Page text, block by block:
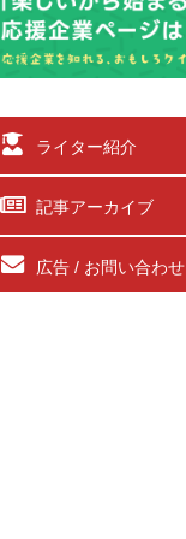
ライター紹介
記事アーカイブ
広告 / お問い合わせ